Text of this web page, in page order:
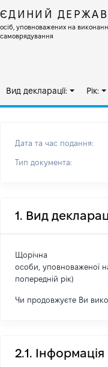
ЄДИНИЙ
осіб, уповноважених на
самоврядування
Вид декларації: Рік:
Дата та час подання:
Тип документа:
1. Вид
Щорічна
особи, уповноваженої
попередній рік)
Чи продовжуєте Ви
2.1.